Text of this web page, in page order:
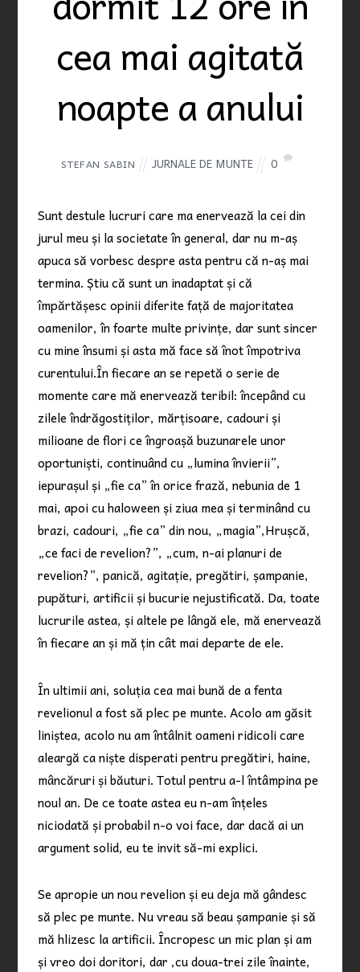
cea mai agitată
noapte a anului
STEFAN SABIN JURNALE DE MUNTE 0
Sunt destule lucruri care ma enervează la cei din
jurul meu și la societate în general, dar nu m-aș
apuca să vorbesc despre asta pentru că n-aș mai
termina. Știu că sunt un inadaptat și că
împărtășesc opinii diferite față de majoritatea
oamenilor, în foarte multe privințe, dar sunt sincer
cu mine însumi și asta mă face să înot împotriva
curentului.În fiecare an se repetă o serie de
momente care mă enervează teribil: începând cu
zilele îndrăgostiților, mărțisoare, cadouri și
milioane de flori ce îngroașă buzunarele unor
oportuniști, continuând cu „lumina învierii”,
iepurașul și „fie ca” în orice frază, nebunia de 1
mai, apoi cu haloween și ziua mea și terminând cu
brazi, cadouri, „fie ca” din nou, „magia”,Hrușcă,
„ce faci de revelion?”, „cum, n-ai planuri de
revelion?”, panică, agitație, pregătiri, șampanie,
pupături, artificii și bucurie nejustificată. Da, toate
lucrurile astea, și altele pe lângă ele, mă enervează
în fiecare an și mă țin cât mai departe de ele.
În ultimii ani, soluția cea mai bună de a fenta
revelionul a fost să plec pe munte. Acolo am găsit
liniștea, acolo nu am întâlnit oameni ridicoli care
aleargă ca niște disperati pentru pregătiri, haine,
mâncăruri și băuturi. Totul pentru a-l întâmpina pe
noul an. De ce toate astea eu n-am înțeles
niciodată și probabil n-o voi face, dar dacă ai un
argument solid, eu te invit să-mi explici.
Se apropie un nou revelion și eu deja mă gândesc
să plec pe munte. Nu vreau să beau șampanie și să
mă hlizesc la artificii. Încropesc un mic plan și am
și vreo doi doritori, dar ,cu doua-trei zile înainte,